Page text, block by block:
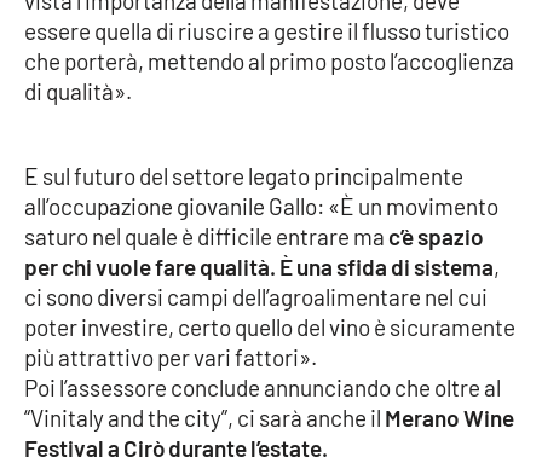
Lacitymag.it
Lacapitalenews.it
Cosenzachannel.it
Ilvibonese.it
Catanzarochannel.it
APP
essere quella di riuscire a gestire il flusso turistico
che porterà, mettendo al primo posto l’accoglienza
di qualità».
E sul futuro del settore legato principalmente
all’occupazione giovanile Gallo: «È un movimento
saturo nel quale è difficile entrare ma c’è spazio
per chi vuole fare qualità. È una sfida di sistema,
ci sono diversi campi dell’agroalimentare nel cui
poter investire, certo quello del vino è sicuramente
più attrattivo per vari fattori».
Poi l’assessore conclude annunciando che oltre al
“Vinitaly and the city”, ci sarà anche il Merano Wine
Festival a Cirò durante l’estate.